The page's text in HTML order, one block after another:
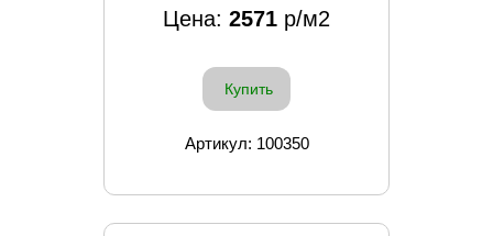
Цена: 2571 р/м2
Купить
Артикул: 100350